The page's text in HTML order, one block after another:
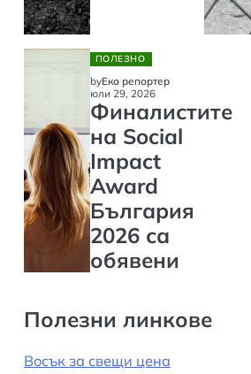
ПОЛЕЗНО
byЕко репортер
юли 29, 2026
Финалистите
на Social
Impact
Award
България
2026 са
обявени
Полезни линкове
Восък за свещи цена